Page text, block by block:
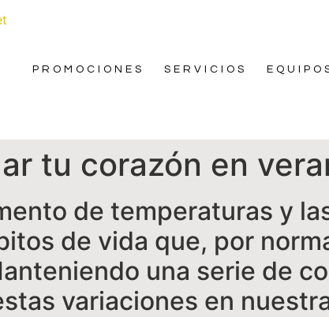
PROMOCIONES SERVICIOS
tu corazón en
de temperaturas y
de vida que, por
una serie de
variaciones en